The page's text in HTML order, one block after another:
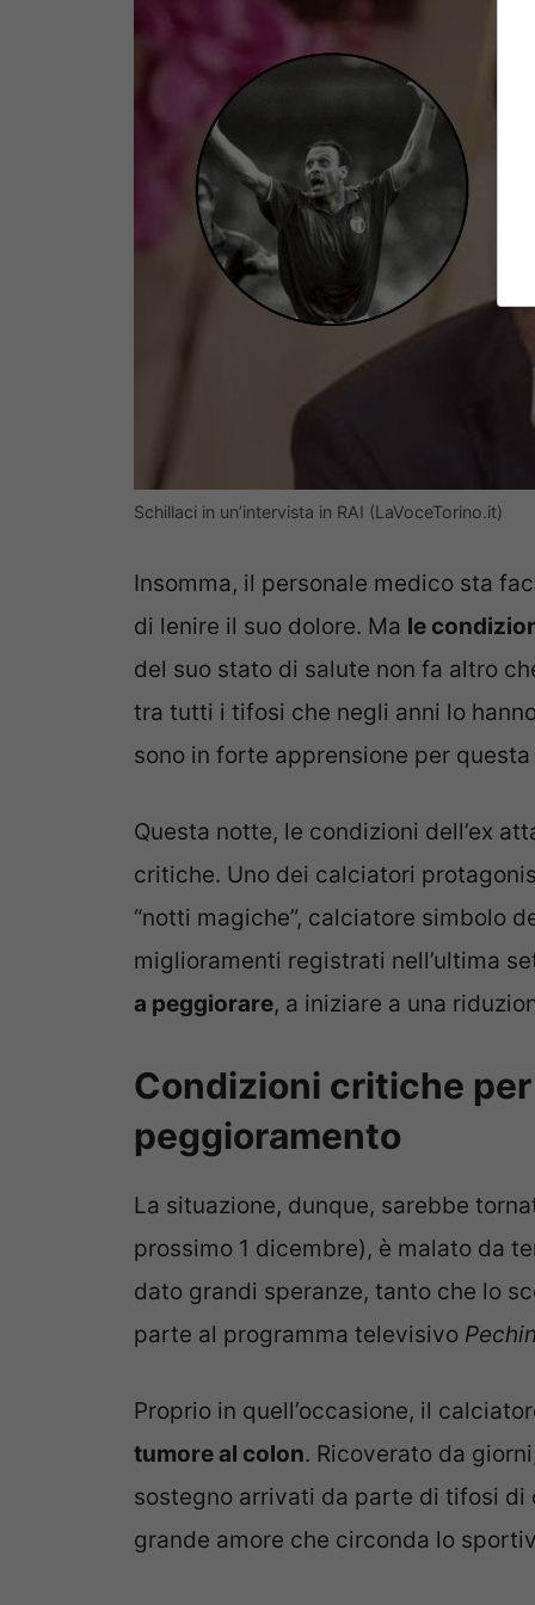
Schillaci in un’intervista in RAI (LaVoceTorino.it)
Insomma, il personale medico sta
di lenire il suo dolore. Ma le
del suo stato di salute non fa altro
tra tutti i tifosi che negli anni lo
sono in forte apprensione per
Questa notte, le condizioni dell’ex
critiche. Uno dei calciatori
“notti magiche”, calciatore simbolo
miglioramenti registrati nell’ultima
a peggiorare, a iniziare a una
Condizioni critiche
peggioramento
La situazione, dunque, sarebbe
prossimo 1 dicembre), è malato da
dato grandi speranze, tanto che lo
parte al programma televisivo
Proprio in quell’occasione, il
tumore al colon. Ricoverato da
sostegno arrivati da parte di tifosi di
grande amore che circonda lo